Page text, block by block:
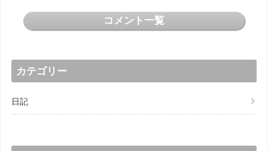
コメント一覧
カテゴリー
日記